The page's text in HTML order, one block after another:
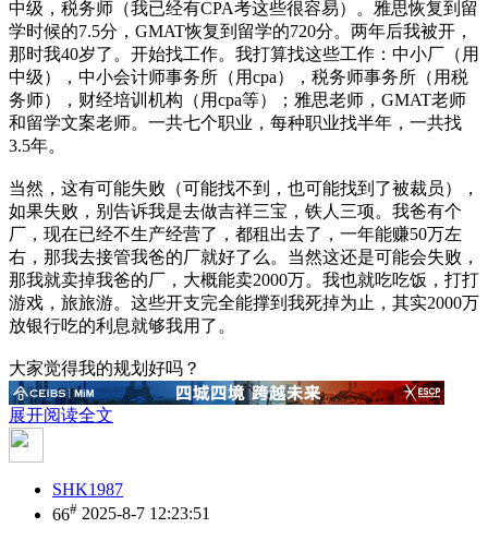
中级，税务师（我已经有CPA考这些很容易）。雅思恢复到留
学时候的7.5分，GMAT恢复到留学的720分。两年后我被开，
那时我40岁了。开始找工作。我打算找这些工作：中小厂（用
中级），中小会计师事务所（用cpa），税务师事务所（用税
务师），财经培训机构（用cpa等）；雅思老师，GMAT老师
和留学文案老师。一共七个职业，每种职业找半年，一共找
3.5年。
当然，这有可能失败（可能找不到，也可能找到了被裁员），
如果失败，别告诉我是去做吉祥三宝，铁人三项。我爸有个
厂，现在已经不生产经营了，都租出去了，一年能赚50万左
右，那我去接管我爸的厂就好了么。当然这还是可能会失败，
那我就卖掉我爸的厂，大概能卖2000万。我也就吃吃饭，打打
游戏，旅旅游。这些开支完全能撑到我死掉为止，其实2000万
放银行吃的利息就够我用了。
大家觉得我的规划好吗？
展开阅读全文
SHK1987
66# 2025-8-7 12:23:51